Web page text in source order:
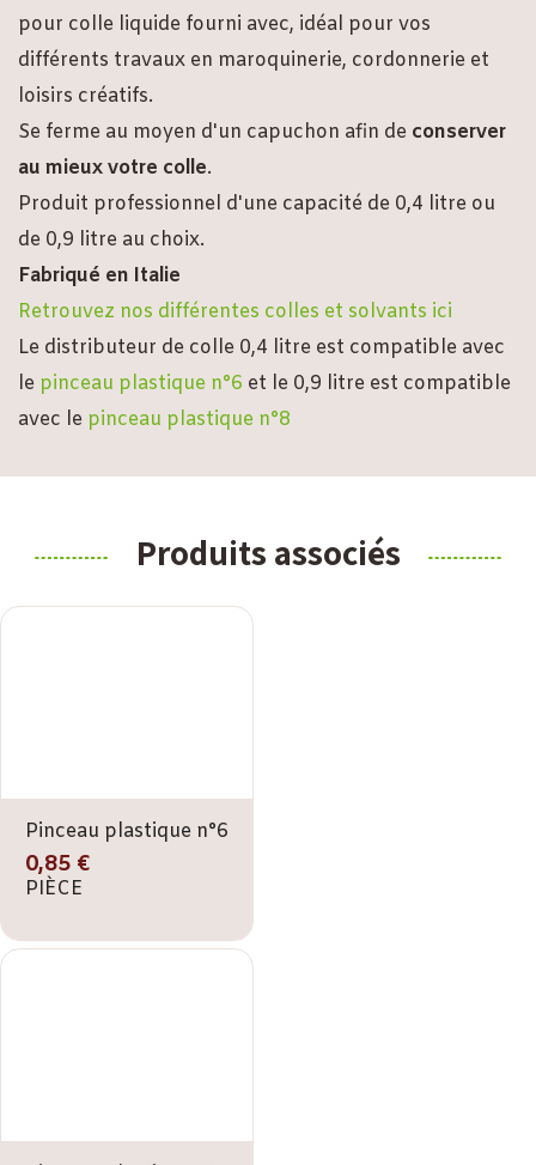
pour colle liquide fourni avec, idéal pour vos
différents travaux en maroquinerie, cordonnerie et
loisirs créatifs.
Se ferme au moyen d'un capuchon afin de conserver
au mieux votre colle.
Produit professionnel d'une capacité de 0,4 litre ou
de 0,9 litre au choix.
Fabriqué en Italie
Retrouvez nos différentes colles et solvants ici
Le distributeur de colle 0,4 litre est compatible avec
le pinceau plastique n°6 et le 0,9 litre est compatible
avec le pinceau plastique n°8
Produits associés
Pinceau plastique n°6
0,85 €
PIÈCE